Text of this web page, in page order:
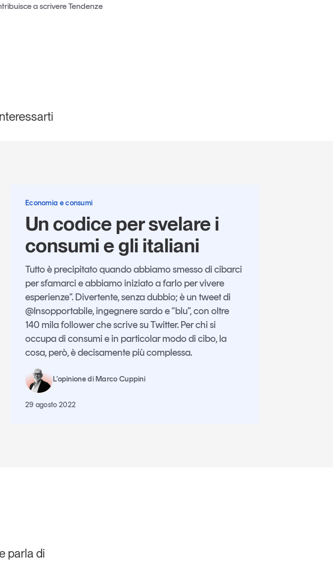
a scrivere Tendenze
Economia e consumi
Un codice per svelare i
consumi e gli italiani
Tutto è precipitato quando abbiamo smesso di cibarci
per sfamarci e abbiamo iniziato a farlo per vivere
esperienze”. Divertente, senza dubbio; è un tweet di
@Insopportabile, ingegnere sardo e “blu”, con oltre
140 mila follower che scrive su Twitter. Per chi si
occupa di consumi e in particolar modo di cibo, la
cosa, però, è decisamente più complessa.
L’opinione di Marco Cuppini
29 agosto 2022
parla di